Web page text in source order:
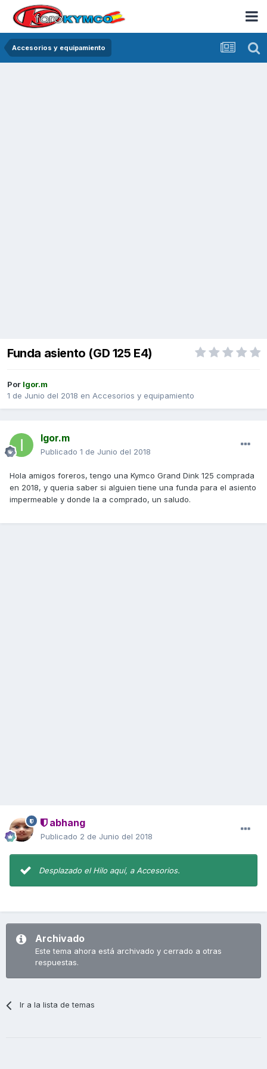
Accesorios y equipamiento
Funda asiento (GD 125 E4)
Por Igor.m
1 de Junio del 2018 en Accesorios y equipamiento
Igor.m
Publicado 1 de Junio del 2018
Hola amigos foreros, tengo una Kymco Grand Dink 125 comprada
en 2018, y queria saber si alguien tiene una funda para el asiento
impermeable y donde la a comprado, un saludo.
abhang
Publicado 2 de Junio del 2018
Desplazado el Hilo aquí, a Accesorios.
Archivado
Este tema ahora está archivado y cerrado a otras
respuestas.
Ir a la lista de temas